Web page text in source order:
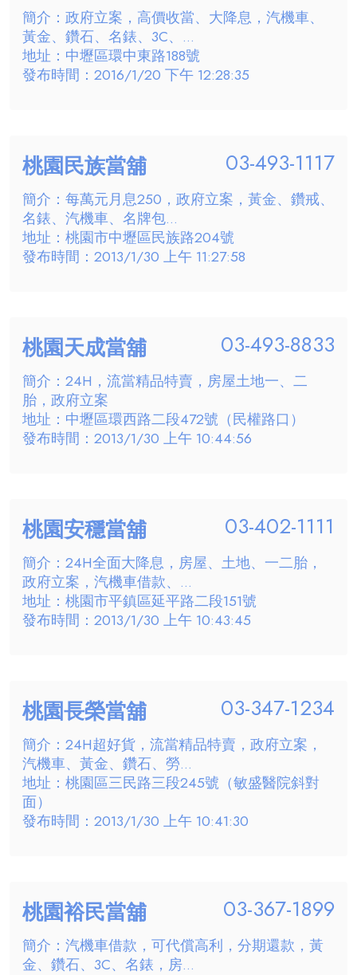
簡介：政府立案，高價收當、大降息，汽機車、
黃金、鑽石、名錶、3C、...
地址：中壢區環中東路188號
發布時間：2016/1/20 下午 12:28:35
桃園民族當舖 03-493-1117
簡介：每萬元月息250，政府立案，黃金、鑽戒、
名錶、汽機車、名牌包...
地址：桃園市中壢區民族路204號
發布時間：2013/1/30 上午 11:27:58
桃園天成當舖 03-493-8833
簡介：24H，流當精品特賣，房屋土地一、二
胎，政府立案
地址：中壢區環西路二段472號（民權路口）
發布時間：2013/1/30 上午 10:44:56
桃園安穩當舖 03-402-1111
簡介：24H全面大降息，房屋、土地、一二胎，
政府立案，汽機車借款、...
地址：桃園市平鎮區延平路二段151號
發布時間：2013/1/30 上午 10:43:45
桃園長榮當舖 03-347-1234
簡介：24H超好貨，流當精品特賣，政府立案，
汽機車、黃金、鑽石、勞...
地址：桃園區三民路三段245號（敏盛醫院斜對
面）
發布時間：2013/1/30 上午 10:41:30
桃園裕民當舖 03-367-1899
簡介：汽機車借款，可代償高利，分期還款，黃
金、鑽石、3C、名錶，房...